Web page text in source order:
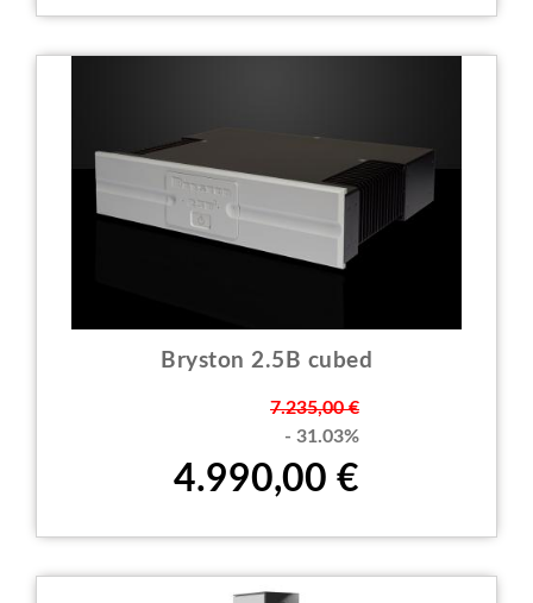
Bryston 2.5B cubed
7.235,00 €
- 31.03%
4.990,00 €